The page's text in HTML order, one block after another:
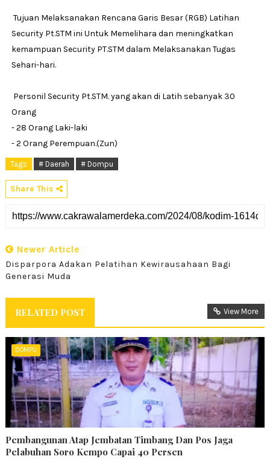
Tujuan Melaksanakan Rencana Garis Besar (RGB) Latihan
Security Pt.STM ini Untuk Memelihara dan meningkatkan
kemampuan Security PT.STM dalam Melaksanakan Tugas
Sehari-hari.
Personil Security Pt.STM. yang akan di Latih sebanyak 30
Orang
- 28 Orang Laki-laki
- 2 Orang Perempuan.(Zun)
Tags # Daerah # Dompu
Share This
Newer Article
Disparpora Adakan Pelatihan Kewirausahaan Bagi
Generasi Muda
RELATED POST View More
DOMPU
Pembangunan Atap Jembatan Timbang Dan Pos Jaga
Pelabuhan Soro Kempo Capai 40 Persen